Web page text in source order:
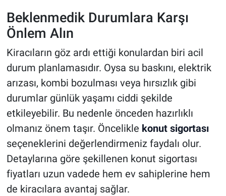
Beklenmedik Durumlara Karşı
Önlem Alın
Kiracıların göz ardı ettiği konulardan biri acil
durum planlamasıdır. Oysa su baskını, elektrik
arızası, kombi bozulması veya hırsızlık gibi
durumlar günlük yaşamı ciddi şekilde
etkileyebilir. Bu nedenle önceden hazırlıklı
olmanız önem taşır. Öncelikle konut sigortası
seçeneklerini değerlendirmeniz faydalı olur.
Detaylarına göre şekillenen konut sigortası
fiyatları uzun vadede hem ev sahiplerine hem
de kiracılara avantaj sağlar.